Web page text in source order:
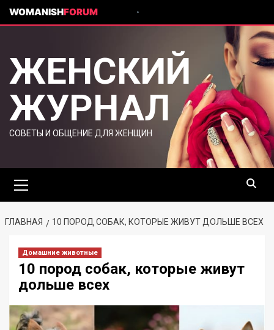
WOMANISHFORUM
ЖЕНСКИЙ
ЖУРНАЛ
СОВЕТЫ И ОБЩЕНИЕ ДЛЯ ЖЕНЩИН
ГЛАВНАЯ 10 ПОРОД СОБАК, КОТОРЫЕ ЖИВУТ ДОЛЬШЕ ВСЕХ
Домашние животные
10 пород собак, которые живут
дольше всех